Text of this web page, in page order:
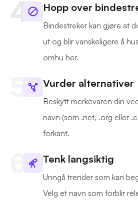
Hopp over
Bindestreker kan gjøre at
ut og blir vanskeligere å
omhu her.
Vurder alternativer
Beskytt merkevaren din
navn (som .net, .org eller
forkant.
Tenk langsiktig
Unngå trender som kan
Velg et navn som forblir